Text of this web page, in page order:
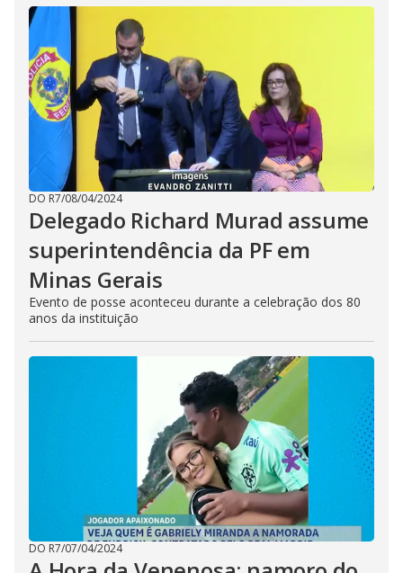
DO R7/08/04/2024
Delegado Richard Murad assume
superintendência da PF em
Minas Gerais
Evento de posse aconteceu durante a celebração dos 80
anos da instituição
DO R7/07/04/2024